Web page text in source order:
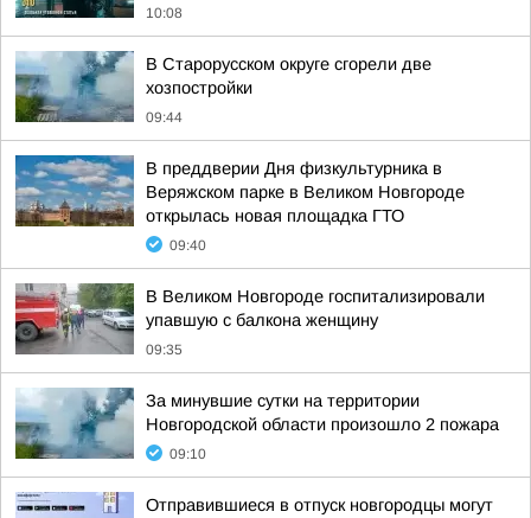
10:08
В Старорусском округе сгорели две
хозпостройки
09:44
В преддверии Дня физкультурника в
Веряжском парке в Великом Новгороде
открылась новая площадка ГТО
09:40
В Великом Новгороде госпитализировали
упавшую с балкона женщину
09:35
За минувшие сутки на территории
Новгородской области произошло 2 пожара
09:10
Отправившиеся в отпуск новгородцы могут